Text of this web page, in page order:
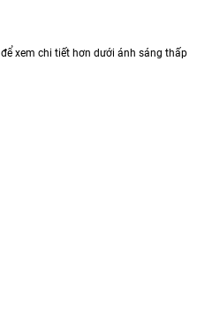
xem chi tiết hơn dưới ánh sáng thấp